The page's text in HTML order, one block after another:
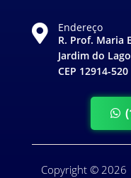

Endereço
R. Prof. Maria
Jardim do Lago
CEP 12914-520
Copyright© 2026